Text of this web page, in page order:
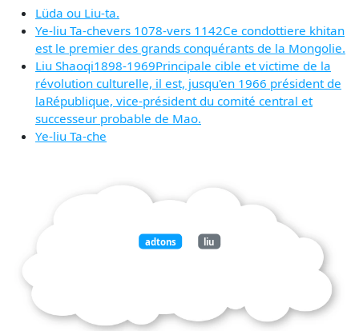
Lüda ou Liu-ta.
Ye-liu Ta-chevers 1078-vers 1142Ce condottiere khitan
est le premier des grands conquérants de la Mongolie.
Liu Shaoqi1898-1969Principale cible et victime de la
révolution culturelle, il est, jusqu'en 1966 président de
laRépublique, vice-président du comité central et
successeur probable de Mao.
Ye-liu Ta-che
adtons liu